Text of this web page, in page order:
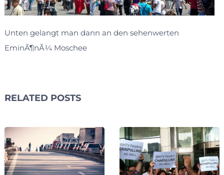
Unten gelangt man dann an den sehenwerten
EminÃ¶nÃ¼ Moschee
RELATED POSTS